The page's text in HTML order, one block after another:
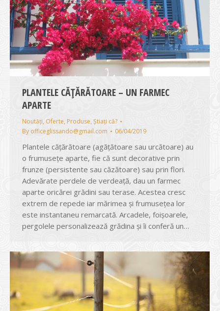
PLANTELE CĂȚĂRĂTOARE – UN FARMEC
APARTE
Noutăți, Oferte, Produse,Știați că?
By officeglissando@gmail.com 06/04/2019
Plantele cățărătoare (agățătoare sau urcătoare) au
o frumusețe aparte, fie că sunt decorative prin
frunze (persistente sau căzătoare) sau prin flori.
Adevărate perdele de verdeaţă, dau un farmec
aparte oricărei grădini sau terase. Acestea cresc
extrem de repede iar mărimea şi frumuseţea lor
este instantaneu remarcată. Arcadele, foişoarele,
pergolele personalizează grădina şi îi conferă un…